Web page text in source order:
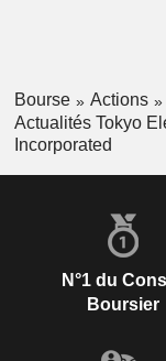
Bourse Actions
Actualités Tokyo
Incorporated
N°1 du
Boursier